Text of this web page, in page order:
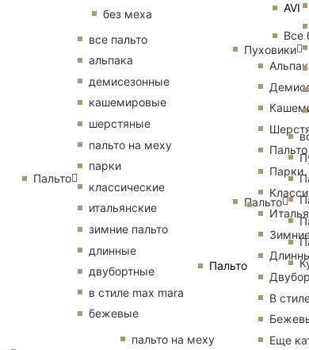
AVI
Все
Пальто
Парки
В
Еще
без меха
Пальто
все пальто
альпака
демисезонные
кашемировые
шерстяные
пальто на меху
парки
классические
итальянские
зимние пальто
длинные
двубортные
в стиле max mara
бежевые
пальто на меху
Пуховики
Пальто